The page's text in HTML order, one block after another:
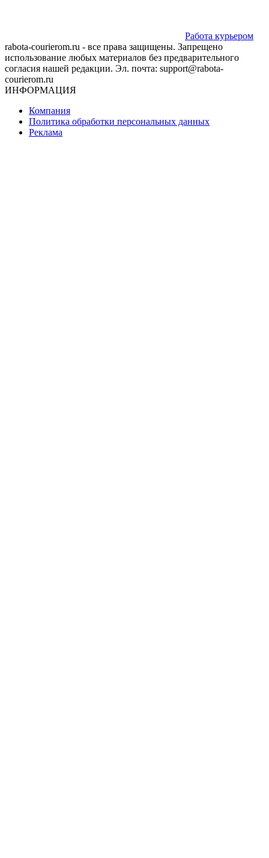
Работа курьером
rabota-courierom.ru - все права защищены. Запрещено
использование любых материалов без предварительного
согласия нашей редакции. Эл. почта: support@rabota-
courierom.ru
ИНФОРМАЦИЯ
Компания
Политика обработки персональных данных
Реклама